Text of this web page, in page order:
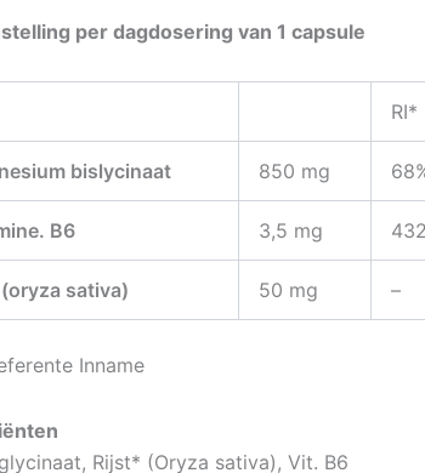
per dagdosering van 1 capsule
RI*
bislycinaat 850 mg
B6 3,5 mg
sativa) 50 mg –
Inname
Rijst* (Oryza sativa), Vit. B6